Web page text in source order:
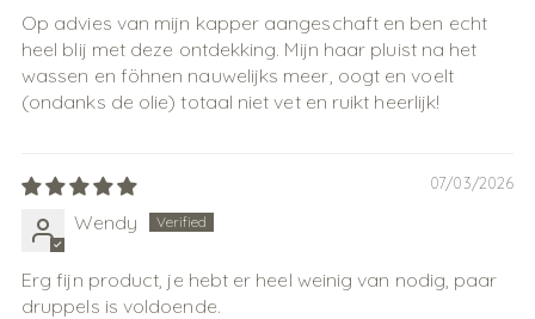
Op advies van mijn kapper aangeschaft en ben echt
heel blij met deze ontdekking. Mijn haar pluist na het
wassen en föhnen nauwelijks meer, oogt en voelt
(ondanks de olie) totaal niet vet en ruikt heerlijk!
07/03/2026
Wendy
Erg fijn product, je hebt er heel weinig van nodig, paar
druppels is voldoende.